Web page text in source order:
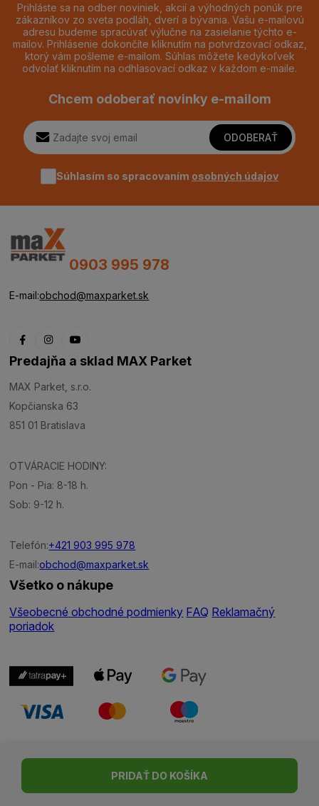
PRIDAŤ DO KOŠÍKA
Prihláste sa na odber noviniek, akcií a výhodných ponúk pre
zákazníkov zo sveta podláh, dverí a bývania. Vašu e-mailovú
adresu budeme spracúvať výlučne na zasielanie týchto e-
mailov. Prihlásenie dokončíte kliknutím na potvrdzovací odkaz,
ktorý vám pošleme e-mailom. Súhlas môžete kedykoľvek
odvolať kliknutím na odhlasovací odkaz v každom e-maile.
Chcem odoberať novinky e-mailom
ODOBERAŤ
Súhlasím so spracovaním osobných údajov
0903 995 978
E-mail:obchod@maxparket.sk
Predajňa a sklad MAX Parket
MAX Parket, s.r.o.
Kopčianska 63
851 01 Bratislava
OTVÁRACIE HODINY:
Pon - Pia: 8-18 h.
Sob: 9-12 h.
Telefón:+421 903 995 978
E-mail:obchod@maxparket.sk
Všetko o nákupe
Všeobecné obchodné podmienky FAQ Reklamačný
poriadok
| © Všetky práva vyhradené | Made with ♥
byMadviso